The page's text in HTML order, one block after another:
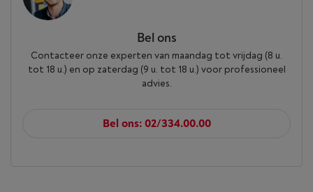
Bel ons
Contacteer onze experten van maandag tot vrijdag (8 u.
tot 18 u.) en op zaterdag (9 u. tot 18 u.) voor professioneel
advies.
Bel ons: 02/334.00.00